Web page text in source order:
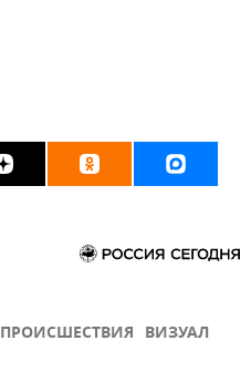
ПРОИСШЕСТВИЯ ВИЗУАЛ